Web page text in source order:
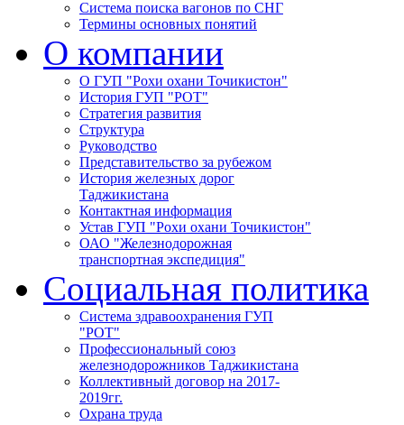
Система поиска вагонов по СНГ
Термины основных понятий
О компании
О ГУП "Рохи охани Точикистон"
История ГУП "РОТ"
Стратегия развития
Структура
Руководство
Представительство за рубежом
История железных дорог
Таджикистана
Контактная информация
Устав ГУП "Рохи охани Точикистон"
ОАО "Железнодорожная
транспортная экспедиция"
Социальная политика
Система здравоохранения ГУП
"РОТ"
Профессиональный союз
железнодорожников Таджикистана
Коллективный договор на 2017-
2019гг.
Охрана труда